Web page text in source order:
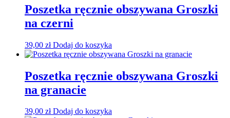
Poszetka ręcznie obszywana Groszki
na czerni
39,00 zł Dodaj do koszyka
Poszetka ręcznie obszywana Groszki
na granacie
39,00 zł Dodaj do koszyka